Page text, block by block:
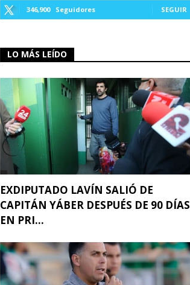
346,900 Seguidores SEGUIR
LO MÁS LEÍDO
EXDIPUTADO LAVÍN SALIÓ DE
CAPITÁN YÁBER DESPUÉS DE 90 DÍAS
EN PRI...